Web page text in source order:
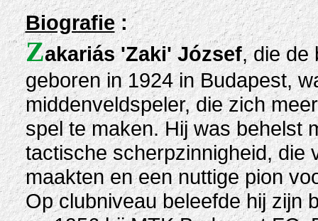
Biografie:
Zakariás 'Zaki' József, die de
geboren in 1924 in Budapest,
middenveldspeler, die zich
spel te maken. Hij was behelst
tactische scherpzinnigheid, die
maakten en een nuttige pion
Op clubniveau beleefde hij zijn